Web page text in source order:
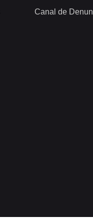
Canal de